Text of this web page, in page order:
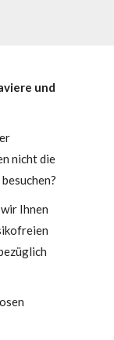
und
nicht die
Ihnen